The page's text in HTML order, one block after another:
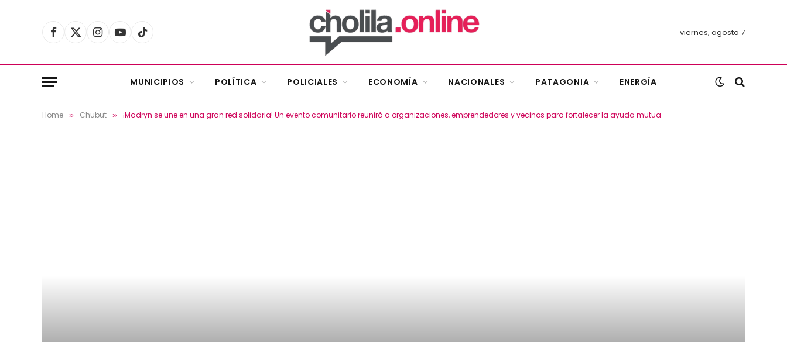
Facebook
X
Instagram
YouTubeTikTok viernes, agosto 7
MUNICIPIOS POLÍTICA POLICIALES ECONOMÍA NACIONALES PATAGONIA ENERGÍA
Home » Chubut » ¡Madryn se une en una gran red solidaria! Un evento comunitario reunirá a organizaciones, emprendedores y vecinos para fortalecer la ayuda mutua